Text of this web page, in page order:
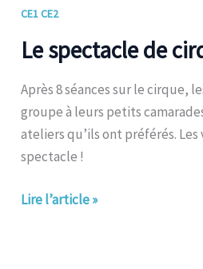
CE1 CE2
Le spectacle de
Après 8 séances sur le cirque,
groupe à leurs petits
ateliers qu’ils ont préférés.
spectacle !
Le
de
cirque
des
CE
Lire l’article »